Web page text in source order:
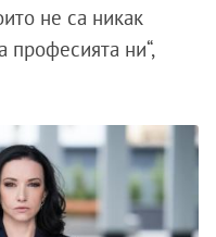
не са никак
професията ни“,